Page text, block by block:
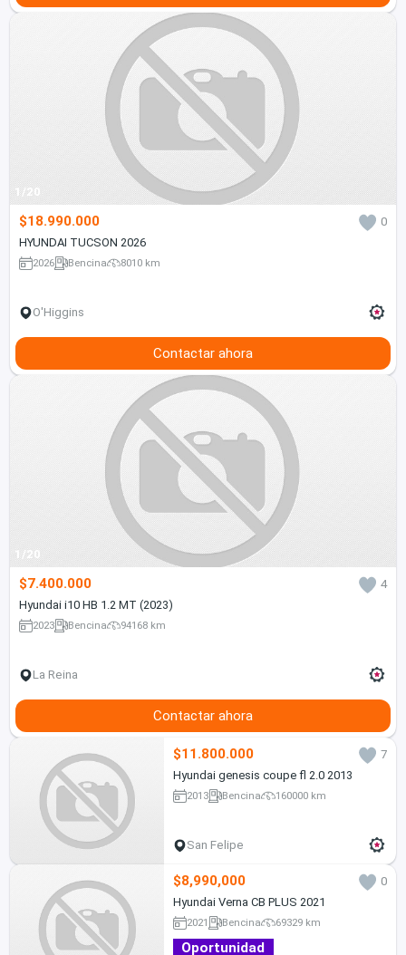
1/20
$18.990.000
0
HYUNDAI TUCSON 2026
2026 Bencina 8010 km
O'Higgins
Contactar ahora
1/20
$7.400.000
4
Hyundai i10 HB 1.2 MT (2023)
2023 Bencina 94168 km
La Reina
Contactar ahora
$11.800.000
7
Hyundai genesis coupe fl 2.0 2013
2013 Bencina 160000 km
San Felipe
$8,990,000
0
Hyundai Verna CB PLUS 2021
2021 Bencina 69329 km
Oportunidad